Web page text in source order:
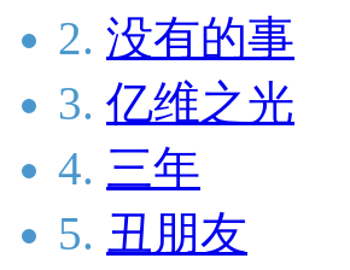
2. 没有的事
3. 亿维之光
4. 三年
5. 丑朋友